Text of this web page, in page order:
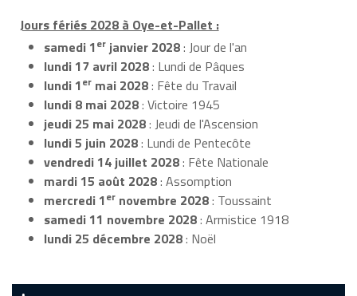
Jours fériés 2028 à Oye-et-Pallet :
samedi 1er janvier 2028: Jour de l'an
lundi 17 avril 2028: Lundi de Pâques
lundi 1er mai 2028: Fête du Travail
lundi 8 mai 2028: Victoire 1945
jeudi 25 mai 2028: Jeudi de l'Ascension
lundi 5 juin 2028: Lundi de Pentecôte
vendredi 14 juillet 2028: Fête Nationale
mardi 15 août 2028: Assomption
mercredi 1er novembre 2028: Toussaint
samedi 11 novembre 2028: Armistice 1918
lundi 25 décembre 2028: Noël